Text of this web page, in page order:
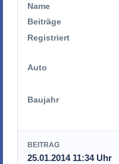
Name
Beiträge
Registriert
Auto
Baujahr
BEITRAG
25.01.2014 11:34 Uhr